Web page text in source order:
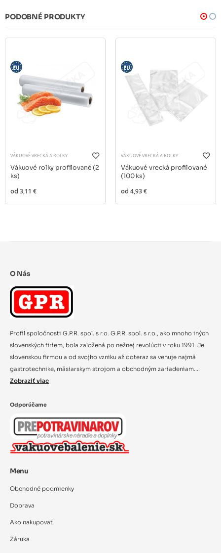
PODOBNÉ PRODUKTY
VÁKUOVÉ VRECKÁ A ROLKY
Vákuové rolky profilované (2
ks)
od 3,11 €
VÁKUOVÉ VRECKÁ A ROLKY
Vákuové vrecká profilované
(100 ks)
od 4,93 €
O Nás
Profil spoločnosti G.P.R. spol. s r.o. G.P.R. spol. s r.o., ako mnoho iných
slovenských firiem, bola založená po nežnej revolúcii v roku 1991. Je
slovenskou firmou a od svojho vzniku až doteraz sa venuje najmä
gastrotechnike, mäsiarskym strojom a obchodným zariadeniam....
Zobraziť viac
Odporúčame
Menu
Obchodné podmienky
Doprava
Ako nakupovať
Záruka